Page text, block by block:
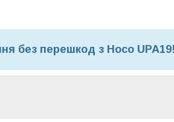
без перешкод з Hoco UPA19!